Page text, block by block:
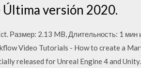
versión 2020.
Размер: 2.13 MB, Длительность: 1 мин
Video Tutorials - How to create a
released for Unreal Engine 4 and